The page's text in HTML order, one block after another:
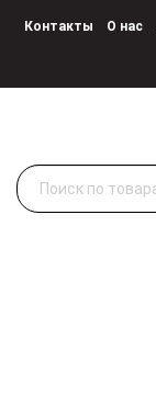
Контакты О нас
Искать: